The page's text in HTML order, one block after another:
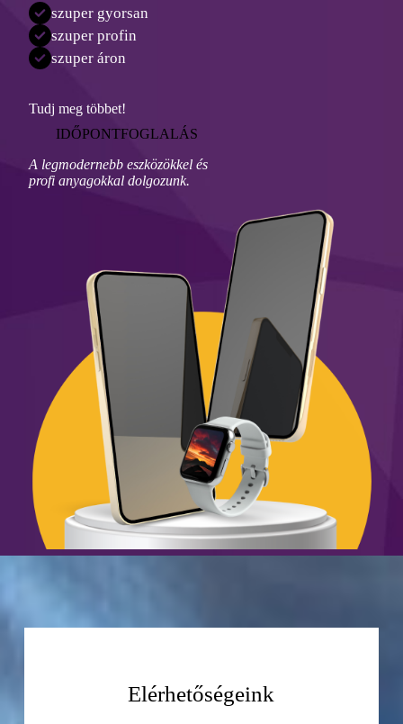
szuper gyorsan
szuper profin
szuper áron
Tudj meg többet!
IDŐPONTFOGLALÁS
A legmodernebb eszközökkel és
profi anyagokkal dolgozunk.
Elérhetőségeink